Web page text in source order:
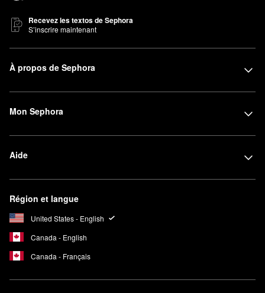
Recevez les textos de Sephora
S’inscrire maintenant
À propos de Sephora
Mon Sephora
Aide
Région et langue
United States - English
Canada - English
Canada - Français